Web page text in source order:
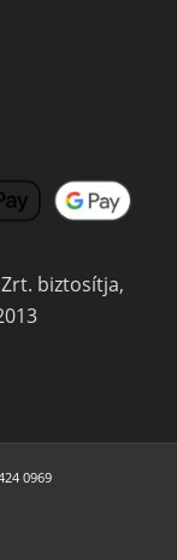
biztosítja,
0969